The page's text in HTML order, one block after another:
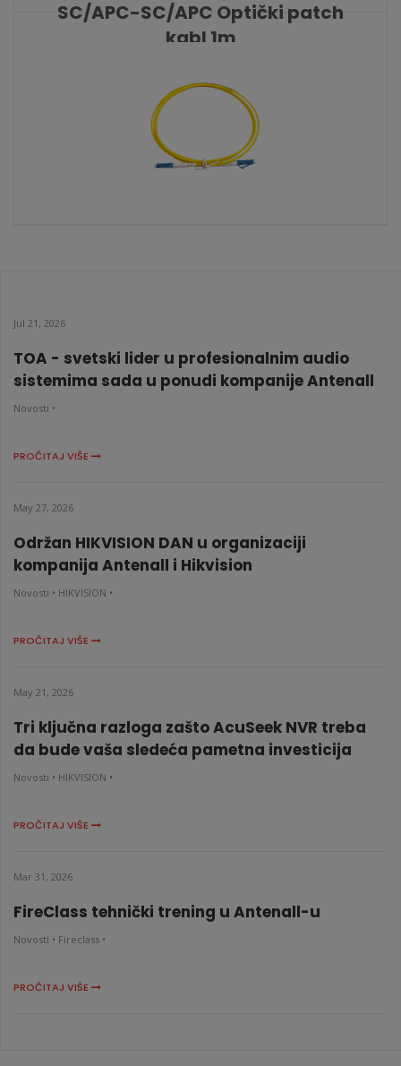
SC/APC-SC/APC Optički patch
kabl 1m
Jul 21, 2026
TOA - svetski lider u profesionalnim audio
sistemima sada u ponudi kompanije Antenall
Novosti •
PROČITAJ VIŠE
May 27, 2026
Održan HIKVISION DAN u organizaciji
kompanija Antenall i Hikvision
Novosti • HIKVISION •
PROČITAJ VIŠE
May 21, 2026
Tri ključna razloga zašto AcuSeek NVR treba
da bude vaša sledeća pametna investicija
Novosti • HIKVISION •
PROČITAJ VIŠE
Mar 31, 2026
FireClass tehnički trening u Antenall-u
Novosti • Fireclass •
PROČITAJ VIŠE